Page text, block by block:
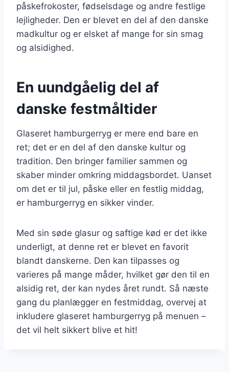
påskefrokoster, fødselsdage og andre festlige
lejligheder. Den er blevet en del af den danske
madkultur og er elsket af mange for sin smag
og alsidighed.
En uundgåelig del af
danske festmåltider
Glaseret hamburgerryg er mere end bare en
ret; det er en del af den danske kultur og
tradition. Den bringer familier sammen og
skaber minder omkring middagsbordet. Uanset
om det er til jul, påske eller en festlig middag,
er hamburgerryg en sikker vinder.
Med sin søde glasur og saftige kød er det ikke
underligt, at denne ret er blevet en favorit
blandt danskerne. Den kan tilpasses og
varieres på mange måder, hvilket gør den til en
alsidig ret, der kan nydes året rundt. Så næste
gang du planlægger en festmiddag, overvej at
inkludere glaseret hamburgerryg på menuen –
det vil helt sikkert blive et hit!